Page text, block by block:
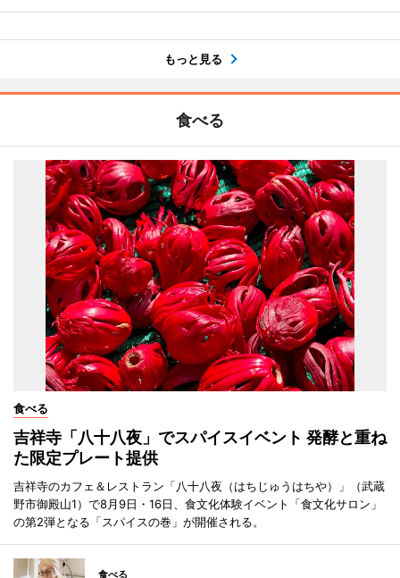
もっと見る
食べる
食べる
吉祥寺「八十八夜」でスパイスイベント 発酵と重ね
た限定プレート提供
吉祥寺のカフェ＆レストラン「八十八夜（はちじゅうはちや）」（武蔵
野市御殿山1）で8月9日・16日、食文化体験イベント「食文化サロン」
の第2弾となる「スパイスの巻」が開催される。
食べる